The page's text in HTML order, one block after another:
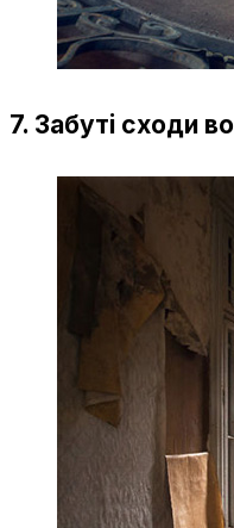
7. Забуті сходи